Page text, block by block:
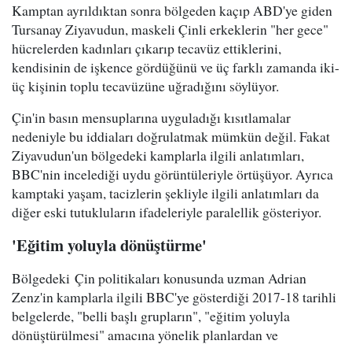
Kamptan ayrıldıktan sonra bölgeden kaçıp ABD'ye giden
Tursanay Ziyavudun, maskeli Çinli erkeklerin "her gece"
hücrelerden kadınları çıkarıp tecavüz ettiklerini,
kendisinin de işkence gördüğünü ve üç farklı zamanda iki-
üç kişinin toplu tecavüzüne uğradığını söylüyor.
Çin'in basın mensuplarına uyguladığı kısıtlamalar
nedeniyle bu iddiaları doğrulatmak mümkün değil. Fakat
Ziyavudun'un bölgedeki kamplarla ilgili anlatımları,
BBC'nin incelediği uydu görüntüleriyle örtüşüyor. Ayrıca
kamptaki yaşam, tacizlerin şekliyle ilgili anlatımları da
diğer eski tutukluların ifadeleriyle paralellik gösteriyor.
'Eğitim yoluyla dönüştürme'
Bölgedeki Çin politikaları konusunda uzman Adrian
Zenz'in kamplarla ilgili BBC'ye gösterdiği 2017-18 tarihli
belgelerde, "belli başlı grupların", "eğitim yoluyla
dönüştürülmesi" amacına yönelik planlardan ve